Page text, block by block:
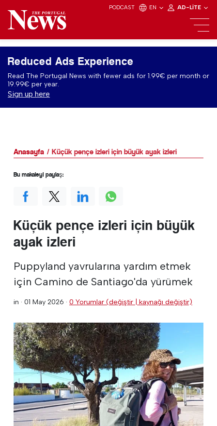
PODCAST EN AD-LITE
Reduced Ads Experience
Read The Portugal News with fewer ads for 1.99€ per month or
19.99€ per year.
Sign up here
Anasayfa Küçük pençe izleri için büyük ayak izleri
Küçük pençe izleri için büyük
ayak izleri
Puppyland yavrularına yardım etmek
için Camino de Santiago'da yürümek
in · 01 May 2026 · 0 Yorumlar (değiştir | kaynağı değiştir)
Bu makaleyi paylaş: